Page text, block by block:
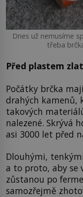
Dnes už nemusíme
třeba
Před plastem
Počátky brčka
drahých kamenů,
takových
nalezené. Skrývá
asi 3000 let před
Dlouhými,
a to proto, aby se
zůstanou po
samozřejmě